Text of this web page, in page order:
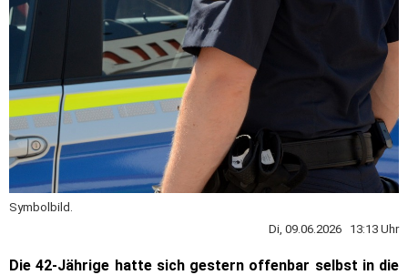
Symbolbild.
Di, 09.06.2026 13:13 Uhr
Die 42-Jährige hatte sich gestern offenbar selbst in die